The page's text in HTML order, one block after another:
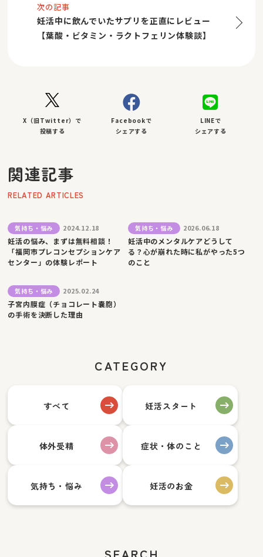
次の記事
妊活中に飲んでいたサプリを正直にレビュー
【葉酸・ビタミン・ラクトフェリン体験談】
X（旧Twitter）で
投稿する
Facebookで
シェアする
LINEで
シェアする
関連記事
RELATED ARTICLES
気持ち・悩み 2024.12.18
妊活の悩み、まずは無料相談！
「福岡市プレコンセプションケア
センター」の体験レポート
気持ち・悩み 2026.06.18
妊活中のメンタルケアどうして
る？心が崩れた時に私がやった5つ
のこと
気持ち・悩み 2025.02.24
子宮内膜症（チョコレート嚢胞）
の手術を決断した理由
CATEGORY
すべて 妊活スタート
体外受精 症状・体のこと
気持ち・悩み 妊活のお金